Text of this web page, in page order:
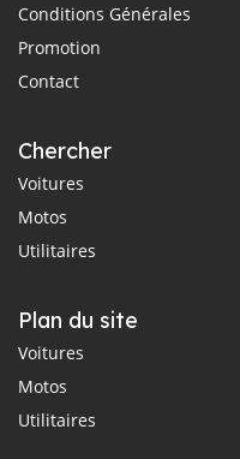
Conditions Générales
Promotion
Contact
Chercher
Voitures
Motos
Utilitaires
Plan du site
Voitures
Motos
Utilitaires